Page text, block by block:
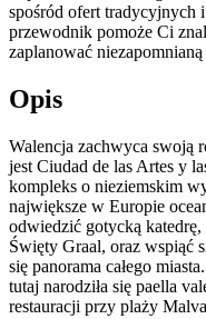
spośród ofert tradycyjnych
przewodnik pomoże Ci
zaplanować
Opis
Walencja zachwyca swoją
jest Ciudad de las Artes y
kompleks o nieziemskim
największe w Europie
odwiedzić gotycką
Święty Graal, oraz wspiąć
się panorama całego
tutaj narodziła się paella
restauracji przy plaży